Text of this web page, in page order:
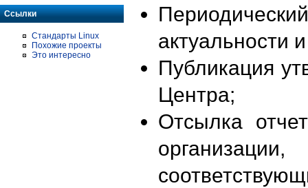
Ссылки
Стандарты Linux
Похожие проекты
Это интересно
актуальности
Публикация
Центра;
Отсылка